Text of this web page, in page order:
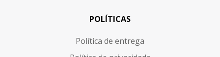
POLÍTICAS
Política de entrega